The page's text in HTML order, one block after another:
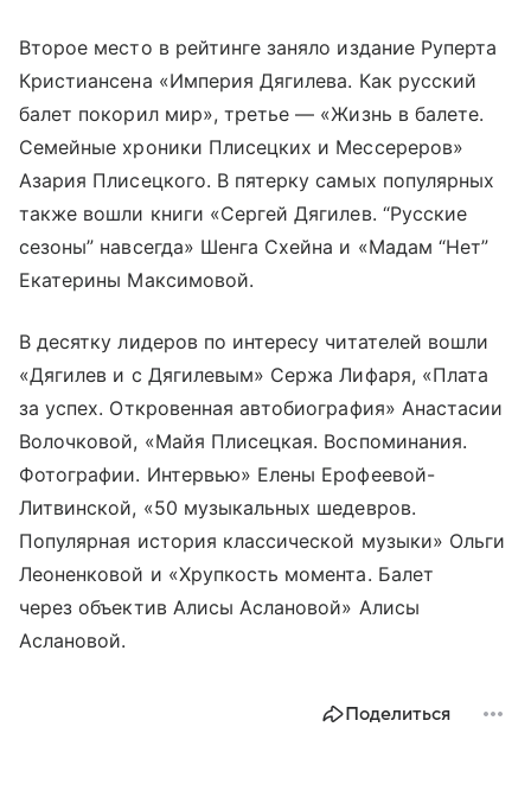
Второе место в рейтинге заняло издание Руперта
Кристиансена «Империя Дягилева. Как русский
балет покорил мир», третье — «Жизнь в балете.
Семейные хроники Плисецких и Мессереров»
Азария Плисецкого. В пятерку самых популярных
также вошли книги «Сергей Дягилев. “Русские
сезоны” навсегда» Шенга Схейна и «Мадам “Нет”
Екатерины Максимовой.
В десятку лидеров по интересу читателей вошли
«Дягилев и с Дягилевым» Сержа Лифаря, «Плата
за успех. Откровенная автобиография» Анастасии
Волочковой, «Майя Плисецкая. Воспоминания.
Фотографии. Интервью» Елены Ерофеевой-
Литвинской, «50 музыкальных шедевров.
Популярная история классической музыки» Ольги
Леоненковой и «Хрупкость момента. Балет
через объектив Алисы Аслановой» Алисы
Аслановой.
Поделиться